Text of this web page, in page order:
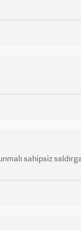
sahipsiz